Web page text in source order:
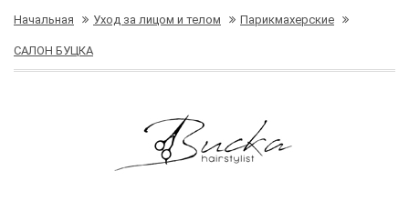
Начальная Уход за лицом и телом Парикмахерские
САЛОН БУЦКА